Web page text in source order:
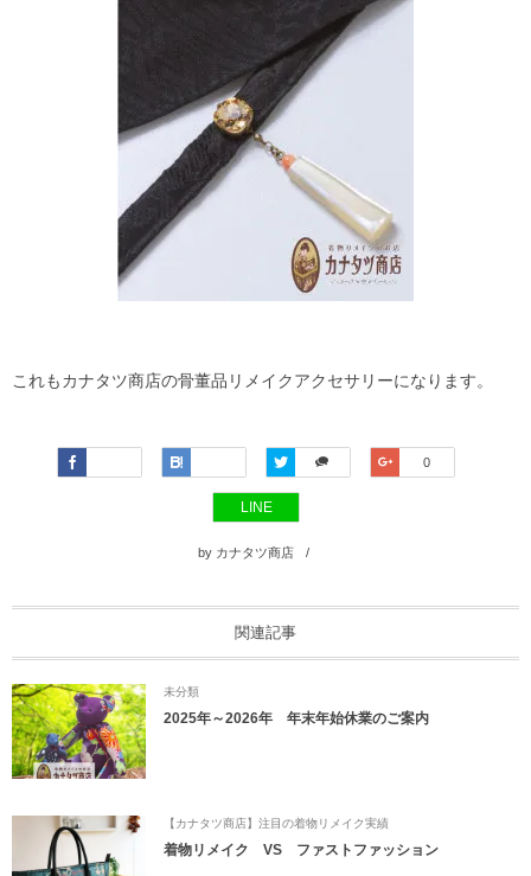
これもカナタツ商店の骨董品リメイクアクセサリーになります。
Twitter Google+
0
LINE
by カナタツ商店
関連記事
未分類
2025年～2026年 年末年始休業のご案内
【カナタツ商店】注目の着物リメイク実績
着物リメイク VS ファストファッション